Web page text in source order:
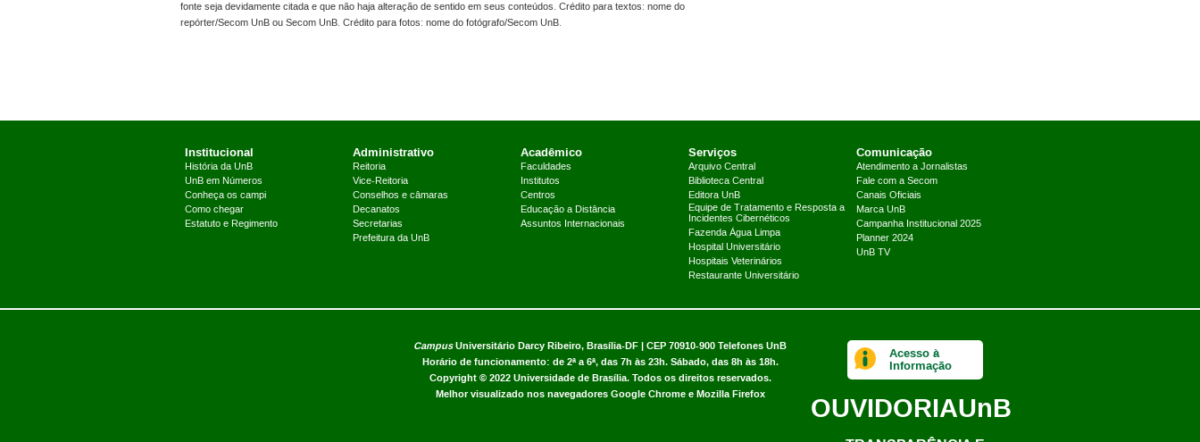
fonte seja devidamente citada e que não haja alteração de sentido em seus conteúdos. Crédito para textos: nome do
repórter/Secom UnB ou Secom UnB. Crédito para fotos: nome do fotógrafo/Secom UnB.
Institucional
História da UnB
UnB em Números
Conheça os campi
Como chegar
Estatuto e Regimento
Administrativo
Reitoria
Vice-Reitoria
Conselhos e câmaras
Decanatos
Secretarias
Prefeitura da UnB
Acadêmico
Faculdades
Institutos
Centros
Educação a Distância
Assuntos Internacionais
Serviços
Arquivo Central
Biblioteca Central
Editora UnB
Equipe de Tratamento e Resposta a
Incidentes Cibernéticos
Fazenda Água Limpa
Hospital Universitário
Hospitais Veterinários
Restaurante Universitário
Comunicação
Atendimento a Jornalistas
Fale com a Secom
Canais Oficiais
Marca UnB
Campanha Institucional 2025
Planner 2024
UnB TV
CampusUniversitário Darcy Ribeiro, Brasília-DF | CEP 70910-900 Telefones UnB
Horário de funcionamento: de 2ª a 6ª, das 7h às 23h. Sábado, das 8h às 18h.
Copyright © 2022 Universidade de Brasília. Todos os direitos reservados.
Melhor visualizado nos navegadores Google Chrome e Mozilla Firefox
Acesso à
Informação
OUVIDORIAUnB